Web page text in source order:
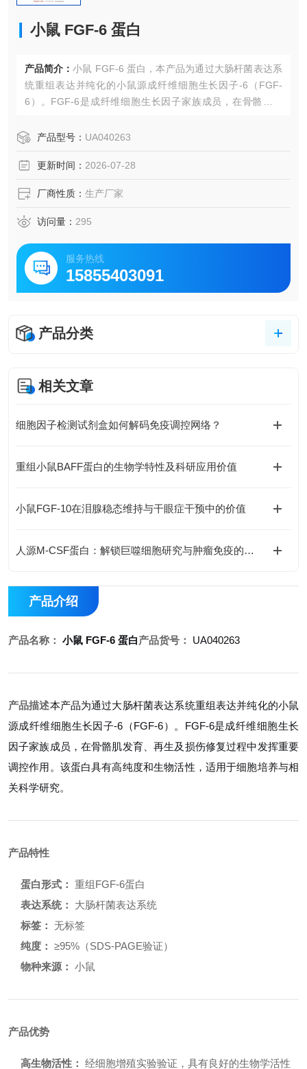
小鼠 FGF-6 蛋白
产品简介： 小鼠 FGF-6 蛋白，本产品为通过大肠杆菌表达系
统重组表达并纯化的小鼠源成纤维细胞生长因子-6（FGF-
6）。FGF-6是成纤维细胞生长因子家族成员，在骨骼肌发
高纯度和生物活性，适用于细胞培养与相关科学研究。
产品型号： UA040263
更新时间： 2026-07-28
厂商性质： 生产厂家
访问量： 295
服务热线
15855403091
产品分类
相关文章
细胞因子检测试剂盒如何解码免疫调控网络？
重组小鼠BAFF蛋白的生物学特性及科研应用价值
小鼠FGF-10在泪腺稳态维持与干眼症干预中的价值
人源M-CSF蛋白：解锁巨噬细胞研究与肿瘤免疫的科研密钥
产品介绍
产品名称： 小鼠 FGF-6 蛋白产品货号： UA040263
产品描述本产品为通过大肠杆菌表达系统重组表达并纯化的小鼠
源成纤维细胞生长因子-6（FGF-6）。FGF-6是成纤维细胞生长
因子家族成员，在骨骼肌发育、再生及损伤修复过程中发挥重要
调控作用。该蛋白具有高纯度和生物活性，适用于细胞培养与相
关科学研究。
产品特性
蛋白形式： 重组FGF-6蛋白
表达系统：
大肠杆菌表达系统
标签： 无标签
纯度： ≥95%（SDS-PAGE验证）
物种来源： 小鼠
产品优势
高生物活性： 经细胞增殖实验验证，具有良好的生物学活性